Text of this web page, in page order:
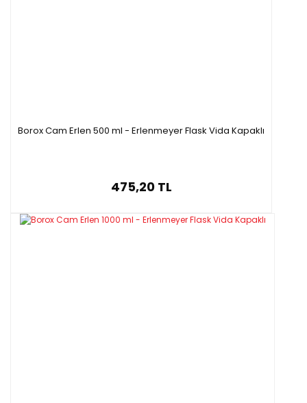
Borox Cam Erlen 500 ml - Erlenmeyer Flask Vida Kapaklı
475,20 TL